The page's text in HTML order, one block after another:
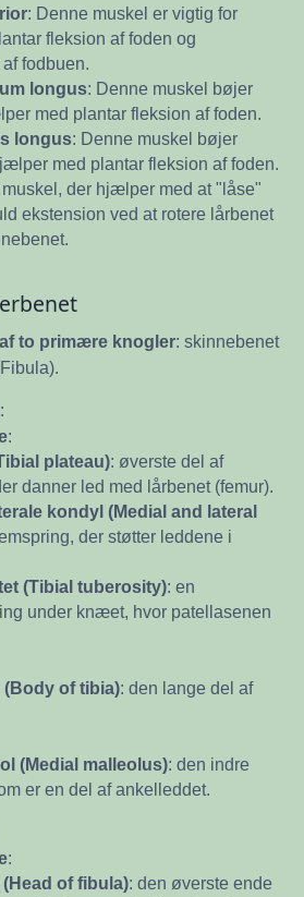
: Denne muskel er vigtig for
fleksion af foden og
fodbuen.
longus: Denne muskel bøjer
med plantar fleksion af foden.
longus: Denne muskel bøjer
med plantar fleksion af foden.
muskel, der hjælper med at "låse"
ekstension ved at rotere lårbenet
to primære knogler: skinnebenet
:
:
plateau): øverste del af
danner led med lårbenet (femur).
kondyl (Medial and lateral
der støtter leddene i
(Tibial tuberosity): en
under knæet, hvor patellasenen
of tibia): den lange del af
(Medial malleolus): den indre
er en del af ankelleddet.
:
of fibula): den øverste ende